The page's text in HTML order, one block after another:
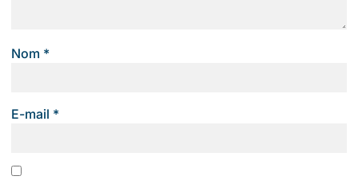
Nom *
E-mail *